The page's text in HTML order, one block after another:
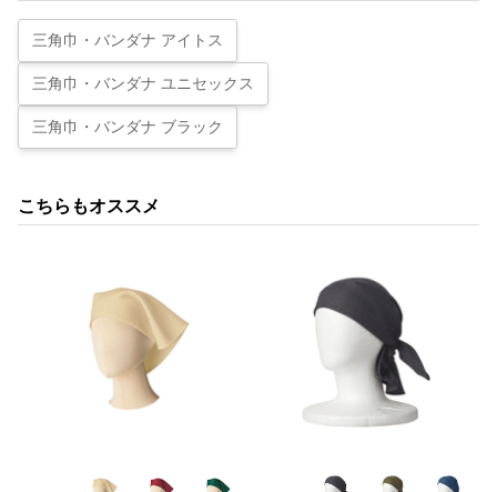
三角巾・バンダナ アイトス
三角巾・バンダナ ユニセックス
三角巾・バンダナ ブラック
こちらもオススメ